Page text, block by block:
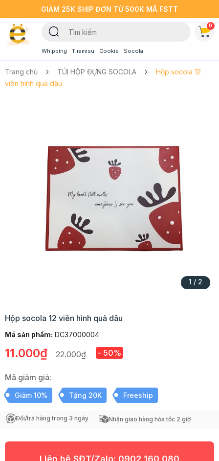
GIẢM 25K SHIP ĐƠN TỪ 500K MÃ FSTT
Whipping Tiramisu Cookie Socola
0
Trang chủ TÚI HỘP ĐỰNG SOCOLA
Hộp socola 12
viên hình quả dâu
1 / 2
Hộp socola 12 viên hình quả dâu
Mã sản phẩm: DC37000004
11.000₫ 22.000₫ - 50%
Mã giảm giá:
Giảm 10% Tặng 20K Freeship
Đổi/trả hàng trong 3 ngày Nhận giao hàng hỏa tốc 2 giờ
Liên hệ SĐT/Zalo: 0902 160 080